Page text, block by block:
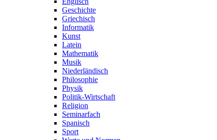
Geschichte
Griechisch
Informatik
Kunst
Latein
Mathematik
Musik
Niederländisch
Philosophie
Physik
Politik-Wirtschaft
Religion
Seminarfach
Spanisch
Sport